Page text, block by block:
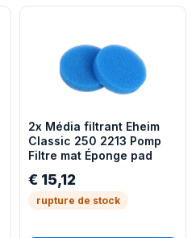
2x Média filtrant Eheim
Classic 250 2213 Pomp
Filtre mat Éponge pad
€ 15,12
rupture de stock